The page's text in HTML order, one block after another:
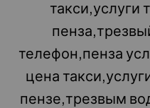
такси,услуги
телефон,пенза
цена
пензе,трезвым